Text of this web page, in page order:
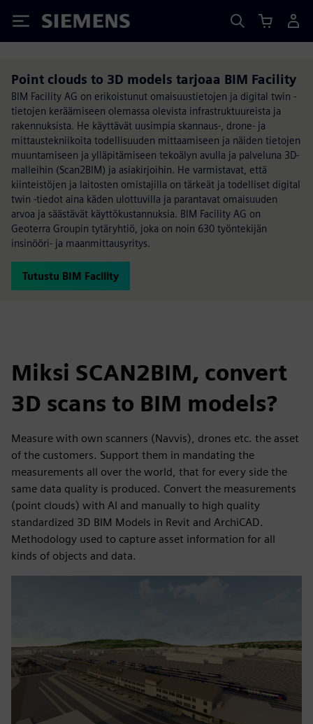
Siemens
Point clouds to 3D models tarjoaa BIM Facility
BIM Facility AG on erikoistunut omaisuustietojen ja digital twin -
tietojen keräämiseen olemassa olevista infrastruktuureista ja
rakennuksista. He käyttävät uusimpia skannaus-, drone- ja
mittaustekniikoita todellisuuden mittaamiseen ja näiden tietojen
muuntamiseen ja ylläpitämiseen tekoälyn avulla ja palveluna 3D-
malleihin (Scan2BIM) ja asiakirjoihin. He varmistavat, että
kiinteistöjen ja laitosten omistajilla on tärkeät ja todelliset digital
twin -tiedot aina käden ulottuvilla ja parantavat omaisuuden
arvoa ja säästävät käyttökustannuksia. BIM Facility AG on
Geoterra Groupin tytäryhtiö, joka on noin 630 työntekijän
insinööri- ja maanmittausyritys.
Tutustu BIM Facility
Miksi SCAN2BIM, convert
3D scans to BIM models?
Measure with own scanners (Navvis), drones etc. the asset
of the customers. Support them in mandating the
measurements all over the world, that for every side the
same data quality is produced. Convert the measurements
(point clouds) with AI and manually to high quality
standardized 3D BIM Models in Revit and ArchiCAD.
Methodology used to capture asset information for all
kinds of objects and data.